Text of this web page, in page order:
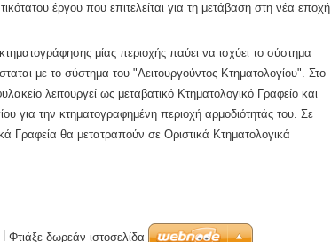
έργου που επιτελείται για τη μετάβαση στη νέα εποχή
μίας περιοχής παύει να ισχύει το σύστημα
με το σύστημα του "Λειτουργούντος Κτηματολογίου". Στο
λειτουργεί ως μεταβατικό Κτηματολογικό Γραφείο και
για την κτηματογραφημένη περιοχή αρμοδιότητάς του. Σε
Γραφεία θα μετατραπούν σε Οριστικά Κτηματολογικά
Φτιάξε δωρεάν ιστοσελίδα